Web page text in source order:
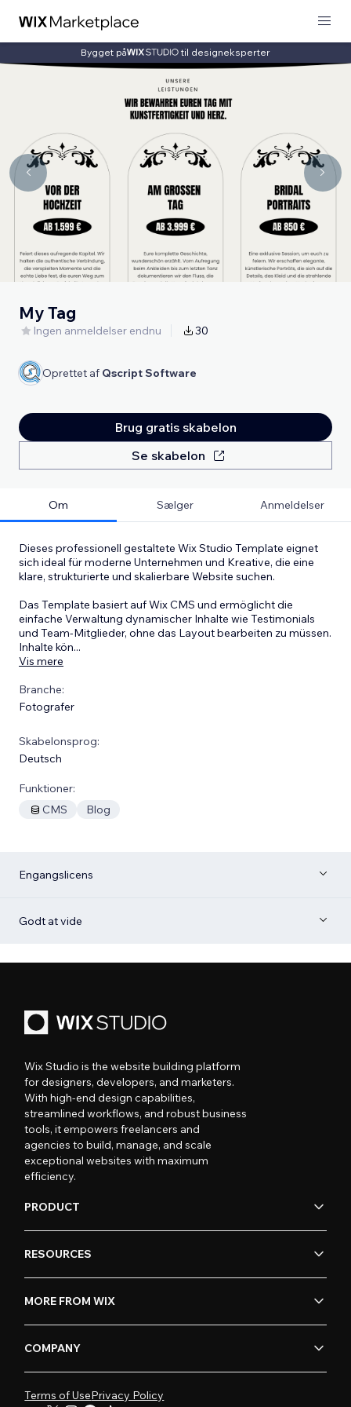
Bygget på til designeksperter
My Tag
Ingen anmeldelser endnu 30
Oprettet af Qscript Software
Brug gratis skabelon
Se skabelon
Om Sælger Anmeldelser
Dieses professionell gestaltete Wix Studio Template eignet
sich ideal für moderne Unternehmen und Kreative, die eine
klare, strukturierte und skalierbare Website suchen.
Das Template basiert auf Wix CMS und ermöglicht die
einfache Verwaltung dynamischer Inhalte wie Testimonials
und Team-Mitglieder, ohne das Layout bearbeiten zu müssen.
Inhalte kön...
Vis mere
Branche:
Fotografer
Skabelonsprog:
Deutsch
Funktioner:
CMS
Blog
Engangslicens
Godt at vide
Wix Studio is the website building platform
for designers, developers, and marketers.
With high-end design capabilities,
streamlined workflows, and robust business
tools, it empowers freelancers and
agencies to build, manage, and scale
exceptional websites with maximum
efficiency.
PRODUCT
RESOURCES
MORE FROM WIX
COMPANY
Terms of UsePrivacy Policy